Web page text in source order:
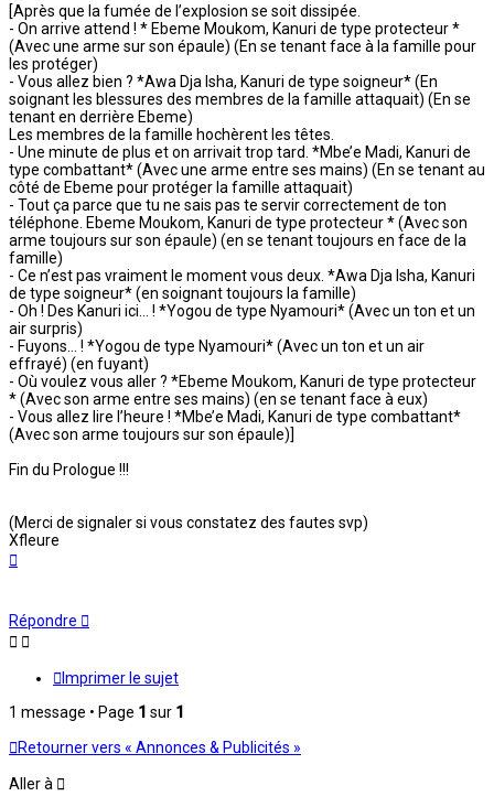
[Après que la fumée de l’explosion se soit dissipée.
- On arrive attend ! * Ebeme Moukom, Kanuri de type protecteur *
(Avec une arme sur son épaule) (En se tenant face à la famille pour
les protéger)
- Vous allez bien ? *Awa Dja Isha, Kanuri de type soigneur* (En
soignant les blessures des membres de la famille attaquait) (En se
tenant en derrière Ebeme)
Les membres de la famille hochèrent les têtes.
- Une minute de plus et on arrivait trop tard. *Mbe’e Madi, Kanuri de
type combattant* (Avec une arme entre ses mains) (En se tenant au
côté de Ebeme pour protéger la famille attaquait)
- Tout ça parce que tu ne sais pas te servir correctement de ton
téléphone. Ebeme Moukom, Kanuri de type protecteur * (Avec son
arme toujours sur son épaule) (en se tenant toujours en face de la
famille)
- Ce n’est pas vraiment le moment vous deux. *Awa Dja Isha, Kanuri
de type soigneur* (en soignant toujours la famille)
- Oh ! Des Kanuri ici… ! *Yogou de type Nyamouri* (Avec un ton et un
air surpris)
- Fuyons… ! *Yogou de type Nyamouri* (Avec un ton et un air
effrayé) (en fuyant)
- Où voulez vous aller ? *Ebeme Moukom, Kanuri de type protecteur
* (Avec son arme entre ses mains) (en se tenant face à eux)
- Vous allez lire l’heure ! *Mbe’e Madi, Kanuri de type combattant*
(Avec son arme toujours sur son épaule)]
Fin du Prologue !!!
(Merci de signaler si vous constatez des fautes svp)
Xfleure
Répondre
Imprimer le sujet
1 message • Page 1 sur 1
Retourner vers « Annonces & Publicités »
Aller à